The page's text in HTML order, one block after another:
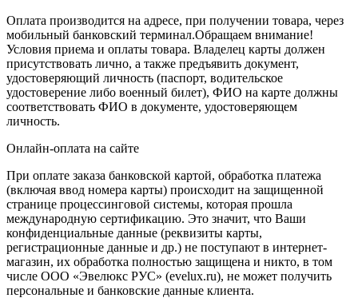
Оплата производится на адресе, при получении товара, через
мобильный банковский терминал.Обращаем внимание!
Условия приема и оплаты товара. Владелец карты должен
присутствовать лично, а также предъявить документ,
удостоверяющий личность (паспорт, водительское
удостоверение либо военный билет), ФИО на карте должны
соответствовать ФИО в документе, удостоверяющем
личность.
Онлайн-оплата на сайте
При оплате заказа банковской картой, обработка платежа
(включая ввод номера карты) происходит на защищенной
странице процессинговой системы, которая прошла
международную сертификацию. Это значит, что Ваши
конфиденциальные данные (реквизиты карты,
регистрационные данные и др.) не поступают в интернет-
магазин, их обработка полностью защищена и никто, в том
числе ООО «Эвелюкс РУС» (evelux.ru), не может получить
персональные и банковские данные клиента.